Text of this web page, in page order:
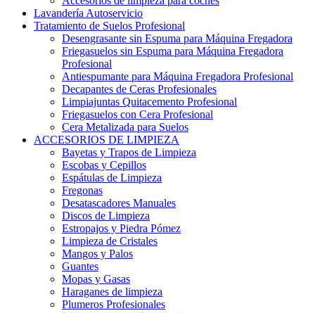
Lavandería Autoservicio
Tratamiento de Suelos Profesional
Desengrasante sin Espuma para Máquina Fregadora
Friegasuelos sin Espuma para Máquina Fregadora
Profesional
Antiespumante para Máquina Fregadora Profesional
Decapantes de Ceras Profesionales
Limpiajuntas Quitacemento Profesional
Friegasuelos con Cera Profesional
Cera Metalizada para Suelos
ACCESORIOS DE LIMPIEZA
Bayetas y Trapos de Limpieza
Escobas y Cepillos
Espátulas de Limpieza
Fregonas
Desatascadores Manuales
Discos de Limpieza
Estropajos y Piedra Pómez
Limpieza de Cristales
Mangos y Palos
Guantes
Mopas y Gasas
Haraganes de limpieza
Plumeros Profesionales